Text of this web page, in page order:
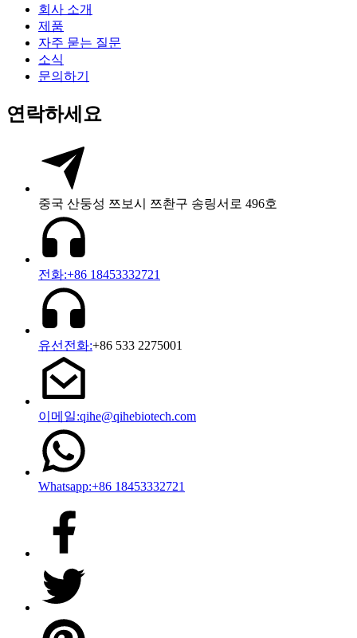
회사 소개
제품
자주 묻는 질문
소식
문의하기
연락하세요
중국 산둥성 쯔보시 쯔촨구 송링서로 496호
전화:+86 18453332721
유선전화:+86 533 2275001
이메일:qihe@qihebiotech.com
Whatsapp:+86 18453332721